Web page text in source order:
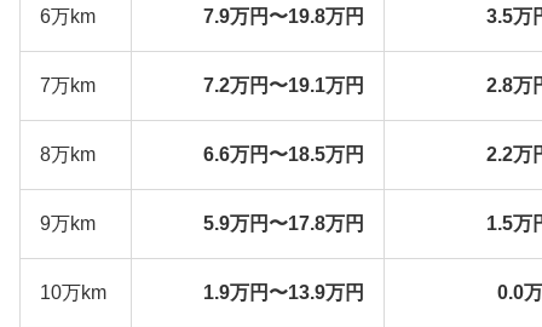
6万km 7.9万円〜19.8万円 3.5万
7万km 7.2万円〜19.1万円 2.8万
8万km 6.6万円〜18.5万円 2.2万
9万km 5.9万円〜17.8万円 1.5万
10万km 1.9万円〜13.9万円 0.0